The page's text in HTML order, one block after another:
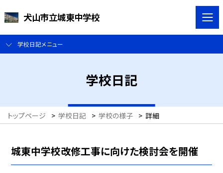
犬山市立城東中学校
学校日記メニュー
学校日記
トップページ > 学校日記 > 学校の様子 > 詳細
城東中学校改修工事に向けた検討会を開催